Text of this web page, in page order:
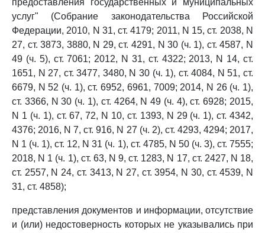
предоставления государственных и муниципальных
услуг" (Собрание законодательства Российской
Федерации, 2010, N 31, ст. 4179; 2011, N 15, ст. 2038, N
27, ст. 3873, 3880, N 29, ст. 4291, N 30 (ч. 1), ст. 4587, N
49 (ч. 5), ст. 7061; 2012, N 31, ст. 4322; 2013, N 14, ст.
1651, N 27, ст. 3477, 3480, N 30 (ч. 1), ст. 4084, N 51, ст.
6679, N 52 (ч. 1), ст. 6952, 6961, 7009; 2014, N 26 (ч. 1),
ст. 3366, N 30 (ч. 1), ст. 4264, N 49 (ч. 4), ст. 6928; 2015,
N 1 (ч. 1), ст. 67, 72, N 10, ст. 1393, N 29 (ч. 1), ст. 4342,
4376; 2016, N 7, ст. 916, N 27 (ч. 2), ст. 4293, 4294; 2017,
N 1 (ч. 1), ст. 12, N 31 (ч. 1), ст. 4785, N 50 (ч. 3), ст. 7555;
2018, N 1 (ч. 1), ст. 63, N 9, ст. 1283, N 17, ст. 2427, N 18,
ст. 2557, N 24, ст. 3413, N 27, ст. 3954, N 30, ст. 4539, N
31, ст. 4858);
представления документов и информации, отсутствие
и (или) недостоверность которых не указывались при